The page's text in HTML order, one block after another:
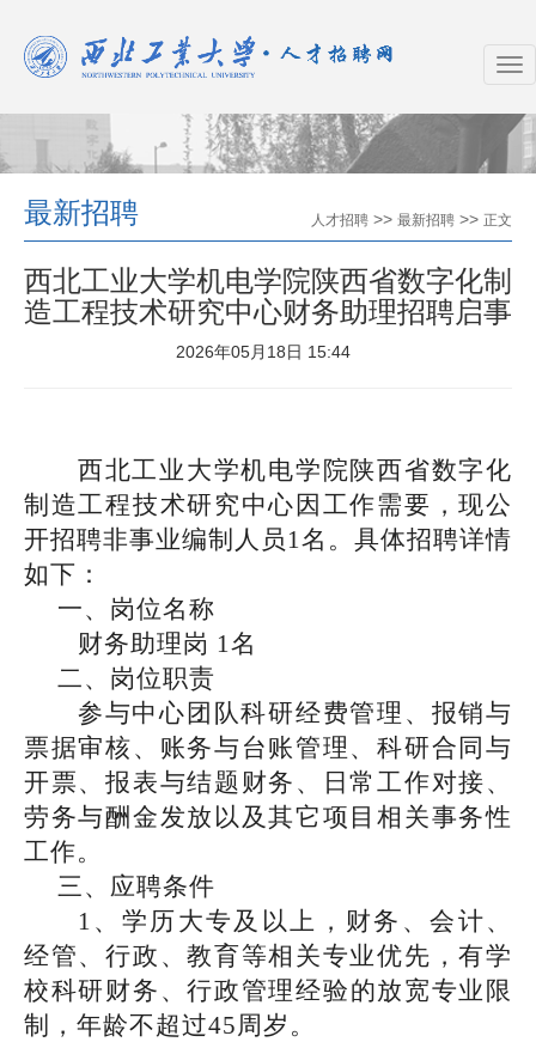
最新招聘 人才招聘 >> 最新招聘 >> 正文
西北工业大学机电学院陕西省数字化制
造工程技术研究中心财务助理招聘启事
2026年05月18日 15:44
西北工业大学机电学院陕西省数字化
制造工程技术研究中心因工作需要，现公
开招聘非事业编制人员 1名。具体招聘详情
如下：
一、岗位名称
财务助理岗 1名
二、岗位职责
参与中心 团队科研经费管理、报销与
票据审核、账务与台账管理、科研合同与
开票、报表与结题财务、日常工作对接、
劳务与酬金发放以及其它项目相关事务性
工作。
三、 应聘条件
1、 学历大专及以上，财务、会计、
经管、行政 、教育等相关专业优先，有学
校科研财务 、行政管理经验的放宽专业限
制
， 年龄不超过45周岁 。